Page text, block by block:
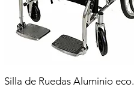
Silla de Ruedas Aluminio eco.